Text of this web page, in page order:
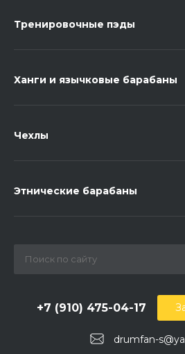
Тренировочные пэды
Ханги и язычковые барабаны
Чехлы
Этнические барабаны
+7 (910) 475-04-17
drumfan-